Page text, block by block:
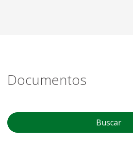
Documentos
Buscar